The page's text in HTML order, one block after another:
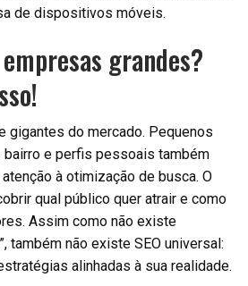
de dispositivos móveis.
grandes?
gigantes do mercado. Pequenos
e perfis pessoais também
à otimização de busca. O
qual público quer atrair e como
Assim como não existe
também não existe SEO universal:
alinhadas à sua realidade.